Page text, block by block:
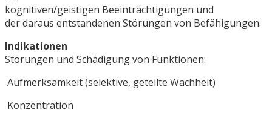
kognitiven/geistigen Beeinträchtigungen und
der daraus entstandenen Störungen von Befähigungen.
Indikationen
Störungen und Schädigung von Funktionen:
Aufmerksamkeit (selektive, geteilte Wachheit)
Konzentration